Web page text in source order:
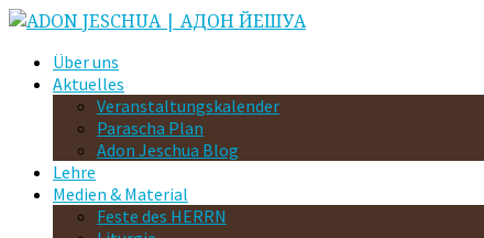
Über uns
Aktuelles
Veranstaltungskalender
Parascha Plan
Adon Jeschua Blog
Lehre
Medien & Material
Feste des HERRN